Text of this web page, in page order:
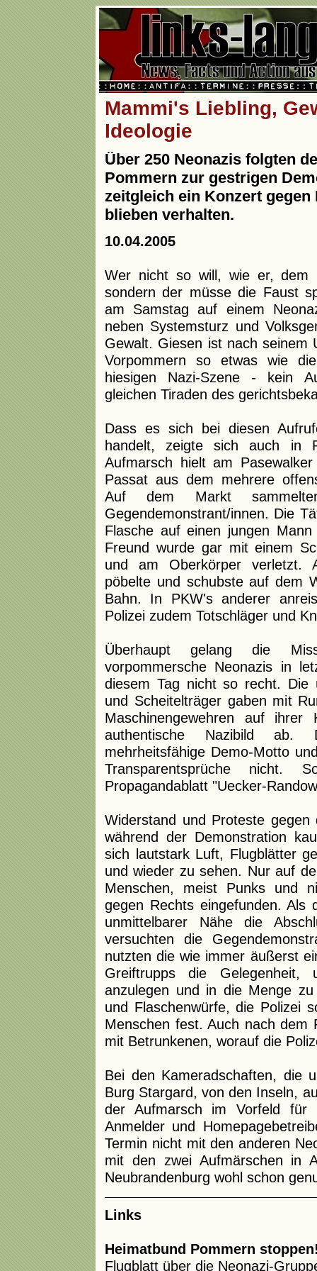
Mammi's Liebling,
Ideologie
Über 250 Neonazis folgten
Pommern zur gestrigen
zeitgleich ein Konzert
blieben verhalten.
10.04.2005
Wer nicht so will, wie er, dem
sondern der müsse die Faust
am Samstag auf einem
neben Systemsturz und
Gewalt. Giesen ist nach seinem
Vorpommern so etwas wie
hiesigen Nazi-Szene - kein
gleichen Tiraden des
Dass es sich bei diesen
handelt, zeigte sich auch in
Aufmarsch hielt am
Passat aus dem mehrere
Auf dem Markt
Gegendemonstrant/innen. Die
Flasche auf einen jungen
Freund wurde gar mit einem
und am Oberkörper verletzt.
pöbelte und schubste auf dem
Bahn. In PKW's anderer
Polizei zudem Totschläger und
Überhaupt gelang die
vorpommersche Neonazis in
diesem Tag nicht so recht. Die
und Scheitelträger gaben mit
Maschinengewehren auf
authentische Nazibild
mehrheitsfähige Demo-Motto
Transparentsprüche
Propagandablatt "Uecker-
Widerstand und Proteste gegen
während der Demonstration
sich lautstark Luft, Flugblätter
und wieder zu sehen. Nur auf
Menschen, meist Punks und
gegen Rechts eingefunden. Als
unmittelbarer Nähe die
versuchten die
nutzten die wie immer äußerst
Greiftrupps die Gelegenheit,
anzulegen und in die Menge
und Flaschenwürfe, die Polizei
Menschen fest. Auch nach dem
mit Betrunkenen, worauf die
Bei den Kameradschaften, die
Burg Stargard, von den Inseln,
der Aufmarsch im Vorfeld für
Anmelder und
Termin nicht mit den anderen
mit den zwei Aufmärschen in
Neubrandenburg wohl schon
Links
Heimatbund Pommern
Flugblatt über die Neonazi-